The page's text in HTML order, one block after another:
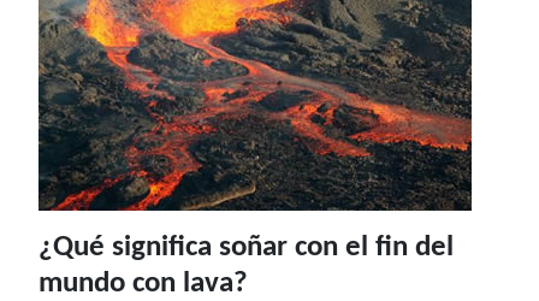
¿Qué significa soñar con el fin del
mundo con lava?